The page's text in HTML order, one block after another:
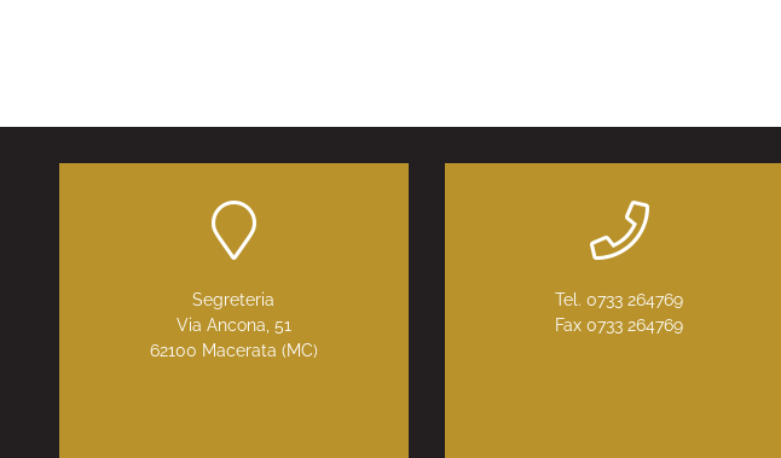
Segreteria
Via Ancona, 51
62100 Macerata (MC)
Tel. 0733 264769
Fax 0733 264769